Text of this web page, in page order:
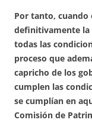
Por tanto, cuando
definitivamente la
todas las
proceso que
capricho de los
cumplen las
se cumplían en
Comisión de